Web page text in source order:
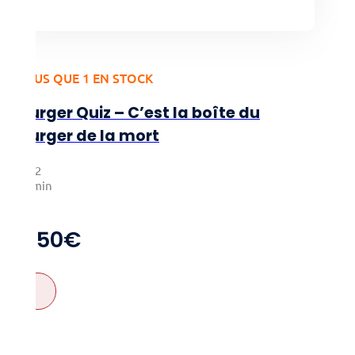
PLUS QUE 1 EN STOCK
Burger Quiz – C’est la boîte du
burger de la mort
2-12
15min
7,50€